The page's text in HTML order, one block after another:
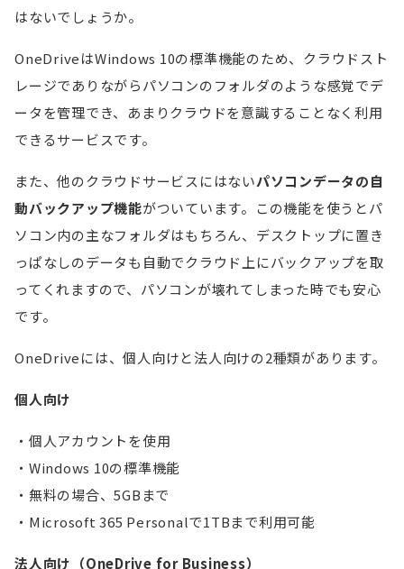
はないでしょうか。
OneDriveはWindows 10の標準機能のため、クラウドスト
レージでありながらパソコンのフォルダのような感覚でデ
ータを管理でき、あまりクラウドを意識することなく利用
できるサービスです。
また、他のクラウドサービスにはないパソコンデータの自
動バックアップ機能がついています。この機能を使うとパ
ソコン内の主なフォルダはもちろん、デスクトップに置き
っぱなしのデータも自動でクラウド上にバックアップを取
ってくれますので、パソコンが壊れてしまった時でも安心
です。
OneDriveには、個人向けと法人向けの2種類があります。
個人向け
個人アカウントを使用
Windows 10の標準機能
無料の場合、5GBまで
Microsoft 365 Personalで1TBまで利用可能
法人向け（OneDrive for Business）